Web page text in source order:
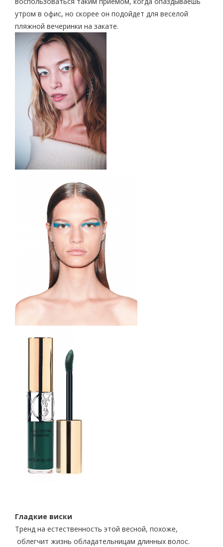
утром в офис, но скорее он подойдет для веселой
пляжной вечеринки на закате.
Гладкие виски
Тренд на естественность этой весной, похоже,
облегчит жизнь обладательницам длинных волос.